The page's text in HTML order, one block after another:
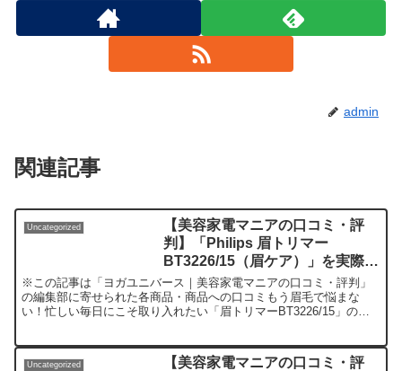
admin
関連記事
Uncategorized
【美容家電マニアの口コミ・評
判】「Philips 眉トリマー
BT3226/15（眉ケア）」を実際に
使ってみた正直感想
※この記事は「ヨガユニバース｜美容家電マニアの口コミ・評判」
の編集部に寄せられた各商品・商品への口コミもう眉毛で悩まな
い！忙しい毎日にこそ取り入れたい「眉トリマーBT3226/15」の実
Uncategorized
【美容家電マニアの口コミ・評